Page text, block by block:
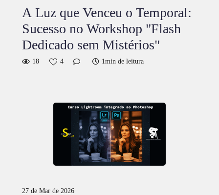
A Luz que Venceu o Temporal:
Sucesso no Workshop "Flash
Dedicado sem Mistérios"
18 4 1min de leitura
27 de Mar de 2026